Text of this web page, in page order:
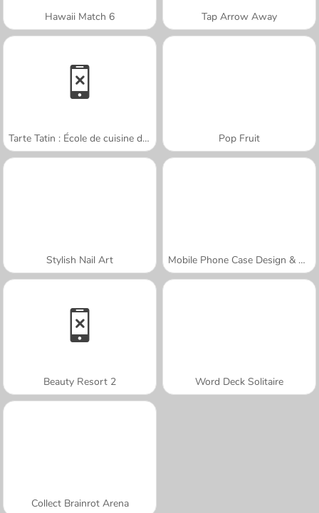
Hawaii Match 6 Tap Arrow Away
Tarte Tatin : École de cuisine de Sara Pop Fruit
Stylish Nail Art Mobile Phone Case Design & DIY
Beauty Resort 2 Word Deck Solitaire
Collect Brainrot Arena